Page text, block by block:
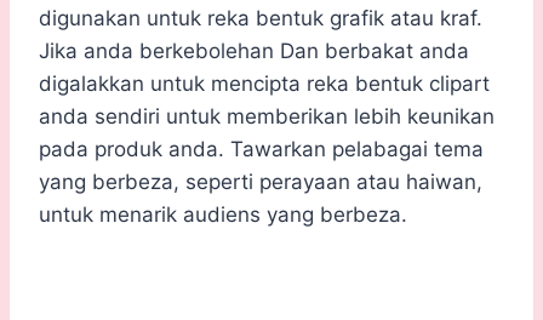
digunakan untuk reka bentuk grafik atau kraf.
Jika anda berkebolehan Dan berbakat anda
digalakkan untuk mencipta reka bentuk clipart
anda sendiri untuk memberikan lebih keunikan
pada produk anda. Tawarkan pelabagai tema
yang berbeza, seperti perayaan atau haiwan,
untuk menarik audiens yang berbeza.